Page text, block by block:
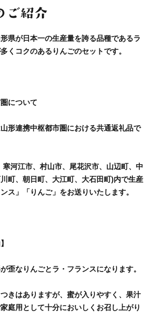
県が日本一の生産量を誇る品種であるラ
くコクのあるりんごのセットです。
について
形連携中枢都市圏における共通返礼品で
寒河江市、村山市、尾花沢市、山辺町、中
町、朝日町、大江町、大石田町)内で生産
ス」「りんご」をお送りいたします。
歪なりんごとラ・フランスになります。
きはありますが、蜜が入りやすく、果汁
庭用として十分においしくお召し上がり